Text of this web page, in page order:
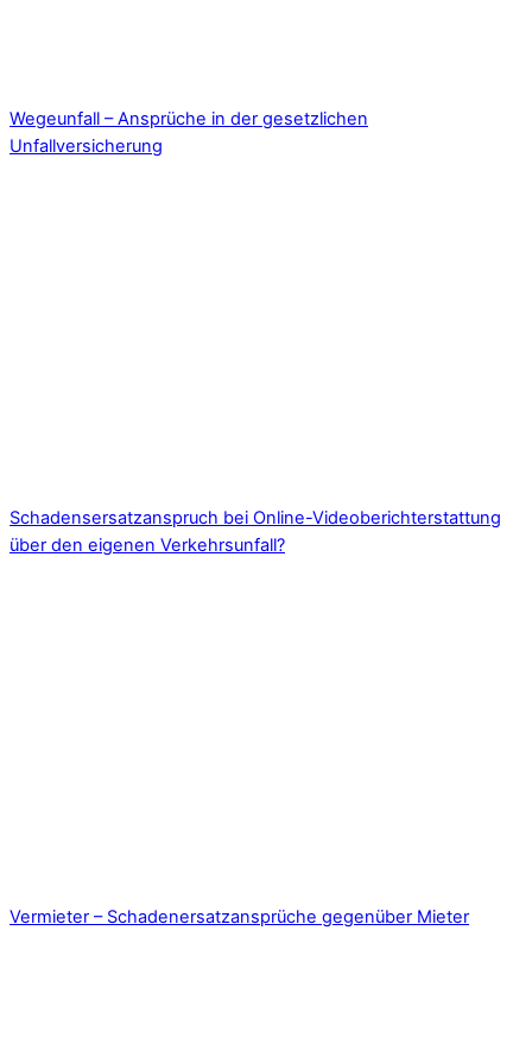
Wegeunfall – Ansprüche in der gesetzlichen
Unfallversicherung
Schadensersatzanspruch bei Online-Videoberichterstattung
über den eigenen Verkehrsunfall?
Vermieter – Schadenersatzansprüche gegenüber Mieter